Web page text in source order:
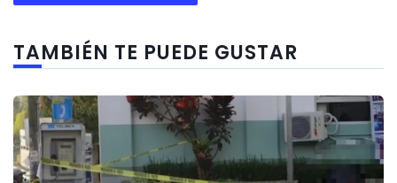
TAMBIÉN TE PUEDE GUSTAR